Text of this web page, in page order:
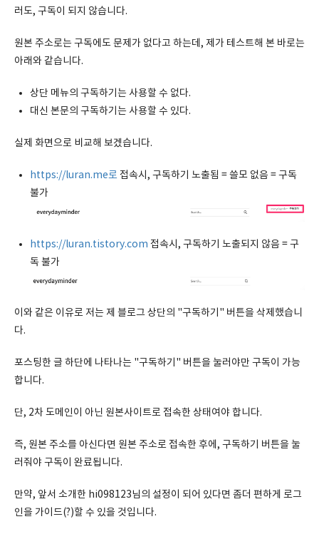
러도, 구독이 되지 않습니다.
원본 주소로는 구독에도 문제가 없다고 하는데, 제가 테스트해 본 바로는
아래와 같습니다.
상단 메뉴의 구독하기는 사용할 수 없다.
대신 본문의 구독하기는 사용할 수 있다.
실제 화면으로 비교해 보겠습니다.
https://luran.me로접속시, 구독하기 노출됨 = 쓸모 없음 = 구독
불가
https://luran.tistory.com 접속시, 구독하기 노출되지 않음 = 구
독 불가
이와 같은 이유로 저는 제 블로그 상단의 "구독하기" 버튼을 삭제했습니
다.
포스팅한 글 하단에 나타나는 "구독하기" 버튼을 눌러야만 구독이 가능
합니다.
단, 2차 도메인이 아닌 원본사이트로 접속한 상태여야 합니다.
즉, 원본 주소를 아신다면 원본 주소로 접속한 후에, 구독하기 버튼을 눌
러줘야 구독이 완료됩니다.
만약, 앞서 소개한 hi098123님의 설정이 되어 있다면 좀더 편하게 로그
인을 가이드(?)할 수 있을 것입니다.